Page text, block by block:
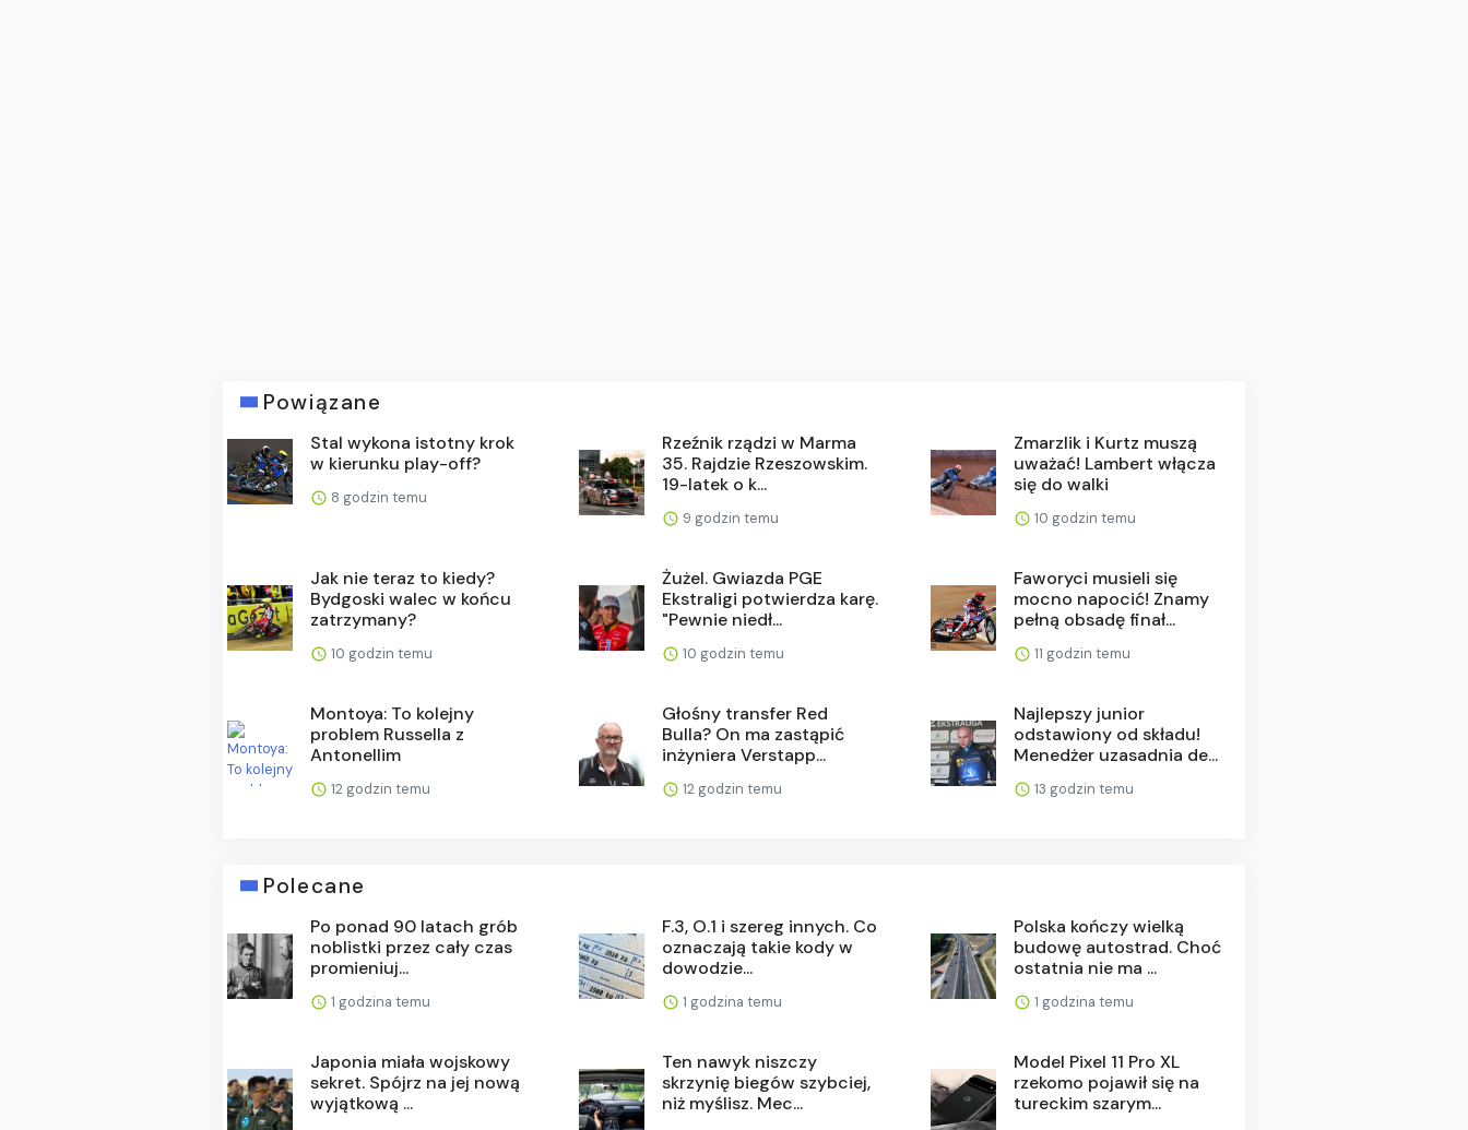
Powiązane
Stal wykona istotny krok
w kierunku play-off?
8 godzin temu
Rzeźnik rządzi w Marma
35. Rajdzie Rzeszowskim.
19-latek o k...
9 godzin temu
Zmarzlik i Kurtz muszą
uważać! Lambert włącza
się do walki
10 godzin temu
Jak nie teraz to kiedy?
Bydgoski walec w końcu
zatrzymany?
10 godzin temu
Żużel. Gwiazda PGE
Ekstraligi potwierdza karę.
"Pewnie niedł...
10 godzin temu
Faworyci musieli się
mocno napocić! Znamy
pełną obsadę finał...
11 godzin temu
Montoya: To kolejny
problem Russella z
Antonellim
12 godzin temu
Głośny transfer Red
Bulla? On ma zastąpić
inżyniera Verstapp...
12 godzin temu
Najlepszy junior
odstawiony od składu!
Menedżer uzasadnia de...
13 godzin temu
Polecane
Po ponad 90 latach grób
noblistki przez cały czas
promieniuj...
1 godzina temu
F.3, O.1 i szereg innych. Co
oznaczają takie kody w
dowodzie...
1 godzina temu
Polska kończy wielką
budowę autostrad. Choć
ostatnia nie ma ...
1 godzina temu
Japonia miała wojskowy
sekret. Spójrz na jej nową
wyjątkową ...
Ten nawyk niszczy
skrzynię biegów szybciej,
niż myślisz. Mec...
Model Pixel 11 Pro XL
rzekomo pojawił się na
tureckim szarym...